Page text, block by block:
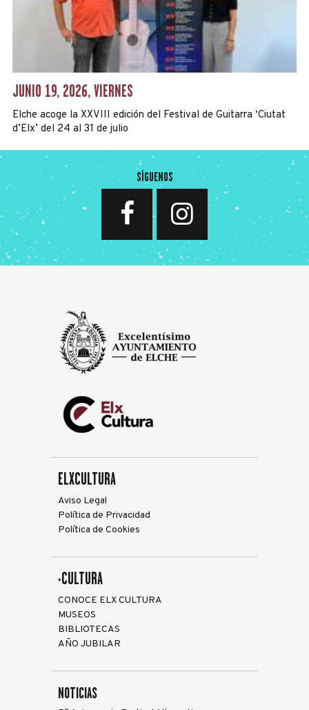
JUNIO 19, 2026, VIERNES
Elche acoge la XXVIII edición del Festival de Guitarra ‘Ciutat
d’Elx’ del 24 al 31 de julio
SÍGUENOS
ELXCULTURA
Aviso Legal
Política de Privacidad
Política de Cookies
+CULTURA
CONOCE ELX CULTURA
MUSEOS
BIBLIOTECAS
AÑO JUBILAR
NOTICIAS